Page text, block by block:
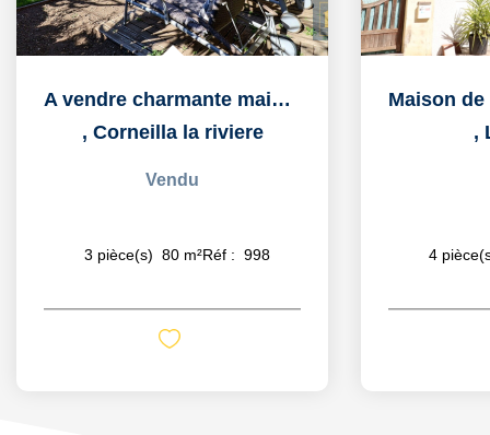
A vendre charmante maison de village avec jardin, garage et...
, Corneilla la riviere
Vendu
3 pièce(s) 80 m²Réf : 998
,
4